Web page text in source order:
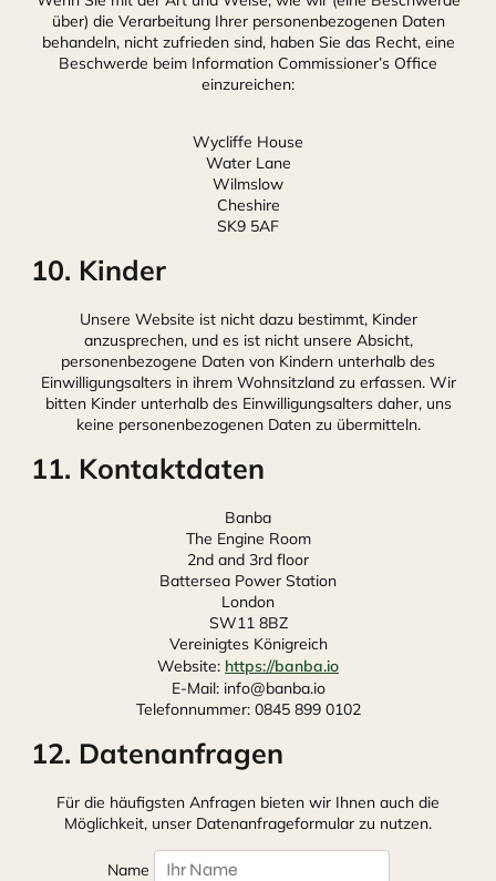
über) die Verarbeitung Ihrer personenbezogenen Daten
behandeln, nicht zufrieden sind, haben Sie das Recht, eine
Beschwerde beim Information Commissioner’s Office
einzureichen:
Wycliffe House
Water Lane
Wilmslow
Cheshire
SK9 5AF
10. Kinder
Unsere Website ist nicht dazu bestimmt, Kinder
anzusprechen, und es ist nicht unsere Absicht,
personenbezogene Daten von Kindern unterhalb des
Einwilligungsalters in ihrem Wohnsitzland zu erfassen. Wir
bitten Kinder unterhalb des Einwilligungsalters daher, uns
keine personenbezogenen Daten zu übermitteln.
11. Kontaktdaten
Banba
The Engine Room
2nd and 3rd floor
Battersea Power Station
London
SW11 8BZ
Vereinigtes Königreich
Website: https://banba.io
E-Mail: info@banba.io
Telefonnummer: 0845 899 0102
12. Datenanfragen
Für die häufigsten Anfragen bieten wir Ihnen auch die
Möglichkeit, unser Datenanfrageformular zu nutzen.
Name